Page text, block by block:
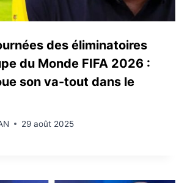
des éliminatoires
du Monde FIFA 2026 :
son va-tout dans le
29 août 2025